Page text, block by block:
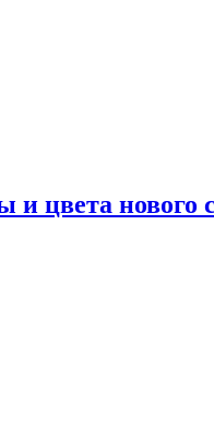
и цвета нового